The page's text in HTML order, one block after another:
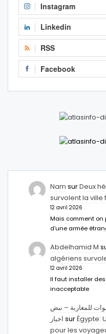
Instagram
Linkedin
RSS
Facebook
Nam surDeux
survolent la ville
12 avril 2026
Mais comment on
d’une armée
Abdelhamid M
algériens
12 avril 2026
Il faut installer
inacceptable
للمغاربة – نبض
اخبار surÉgypte:
pour les